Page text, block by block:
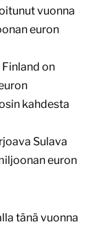
vuonna
euron
on
kahdesta
Sulava
euron
tänä vuonna